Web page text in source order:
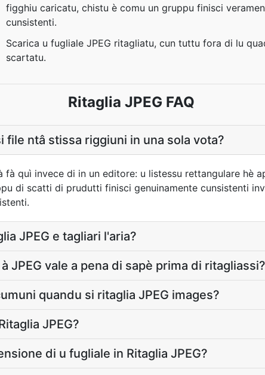
figghiu caricatu, chistu è comu un gruppu finisci
cunsistenti.
Scarica u fugliale JPEG ritagliatu, cun tuttu fora di lu
scartatu.
Ritaglia JPEG FAQ
file ntâ stissa riggiuni in una sola vota?
fà quì invece di in un editore: u listessu rettangulare hè
di scatti di prudutti finisci genuinamente cunsistenti
JPEG e tagliari l'aria?
JPEG vale a pena di sapè prima di ritagliassi?
quandu si ritaglia JPEG images?
JPEG?
di u fugliale in Ritaglia JPEG?